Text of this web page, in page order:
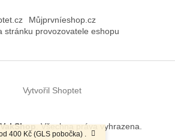
400 Kč (GLS pobočka) .
Můjprvníeshop.cz
stránku provozovatele eshopu
Vytvořil Shoptet
VakShop. Všechna práva vyhrazena.